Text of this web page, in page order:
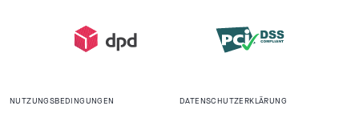
NUTZUNGSBEDINGUNGEN DATENSCHUTZERKLÄRUNG